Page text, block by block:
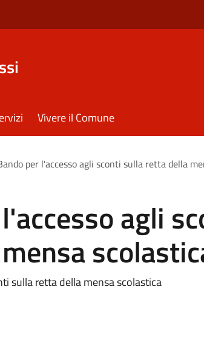
Vivere il Comune
per l'accesso agli sconti sulla retta della
agli
sulla retta della mensa scolastica